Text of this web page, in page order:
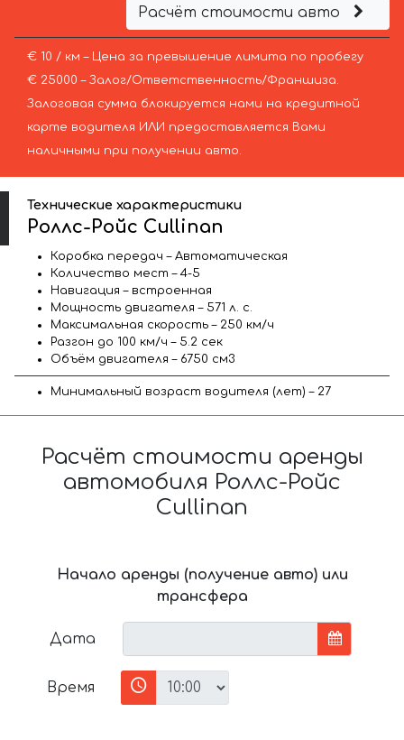
Расчёт стоимости авто
€ 10 / км – Цена за превышение лимита по пробегу
€ 25000 – Залог/Ответственность/Франшиза.
Залоговая сумма блокируется нами на кредитной
карте водителя ИЛИ предоставляется Вами
наличными при получении авто.
Технические характеристики
Роллс-Ройс Cullinan
Коробка передач – Автоматическая
Количество мест – 4-5
Навигация – встроенная
Мощность двигателя – 571 л. с.
Максимальная скорость – 250 км/ч
Разгон до 100 км/ч – 5.2 сек
Объём двигателя – 6750 см3
Минимальный возраст водителя (лет) – 27
Расчёт стоимости аренды
автомобиля Роллс-Ройс
Cullinan
Начало аренды (получение авто) или
трансфера
Дата
Время